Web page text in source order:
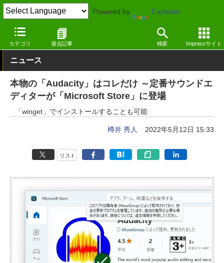
Powered by Translate
カテゴリ 過去記事 検索 Impressサイト
窓の杜 画像・映像・音楽
ニュース
本物の「Audacity」はコレだけ ～定番サウンドエ
ディターが「Microsoft Store」に登場
「winget」でインストールすることも可能
樽井 秀人 2022年5月12日 15:33
リスト